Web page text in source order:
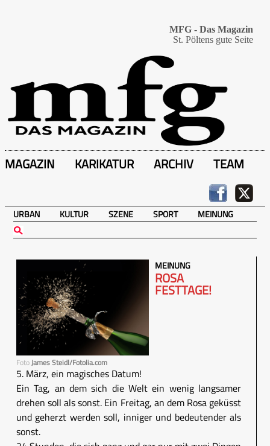
MFG - Das Magazin
St. Pöltens gute Seite
MAGAZIN KARIKATUR ARCHIV TEAM
URBAN KULTUR SZENE SPORT MEINUNG
FotoJames Steidl/Fotolia.com
MEINUNG
ROSA
FESTTAGE!
5. März, ein magisches Datum!
Ein Tag, an dem sich die Welt ein wenig langsamer
drehen soll als sonst. Ein Freitag, an dem Rosa geküsst
und geherzt werden soll, inniger und bedeutender als
sonst.